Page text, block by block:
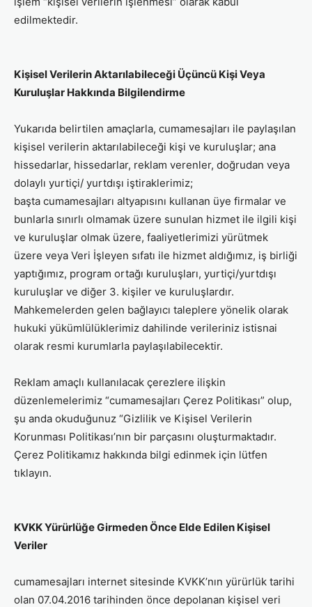
edilmektedir.
Kişisel Verilerin Aktarılabileceği Üçüncü Kişi Veya
Kuruluşlar Hakkında Bilgilendirme
Yukarıda belirtilen amaçlarla, cumamesajları ile paylaşılan
kişisel verilerin aktarılabileceği kişi ve kuruluşlar; ana
hissedarlar, hissedarlar, reklam verenler, doğrudan veya
dolaylı yurtiçi/ yurtdışı iştiraklerimiz;
başta cumamesajları altyapısını kullanan üye firmalar ve
bunlarla sınırlı olmamak üzere sunulan hizmet ile ilgili kişi
ve kuruluşlar olmak üzere, faaliyetlerimizi yürütmek
üzere veya Veri İşleyen sıfatı ile hizmet aldığımız, iş birliği
yaptığımız, program ortağı kuruluşları, yurtiçi/yurtdışı
kuruluşlar ve diğer 3. kişiler ve kuruluşlardır.
Mahkemelerden gelen bağlayıcı taleplere yönelik olarak
hukuki yükümlülüklerimiz dahilinde verileriniz istisnai
olarak resmi kurumlarla paylaşılabilecektir.
Reklam amaçlı kullanılacak çerezlere ilişkin
düzenlemelerimiz “cumamesajları Çerez Politikası” olup,
şu anda okuduğunuz “Gizlilik ve Kişisel Verilerin
Korunması Politikası’nın bir parçasını oluşturmaktadır.
Çerez Politikamız hakkında bilgi edinmek için lütfen
tıklayın.
KVKK Yürürlüğe Girmeden Önce Elde Edilen Kişisel
Veriler
cumamesajları internet sitesinde KVKK’nın yürürlük tarihi
olan 07.04.2016 tarihinden önce depolanan kişisel veri